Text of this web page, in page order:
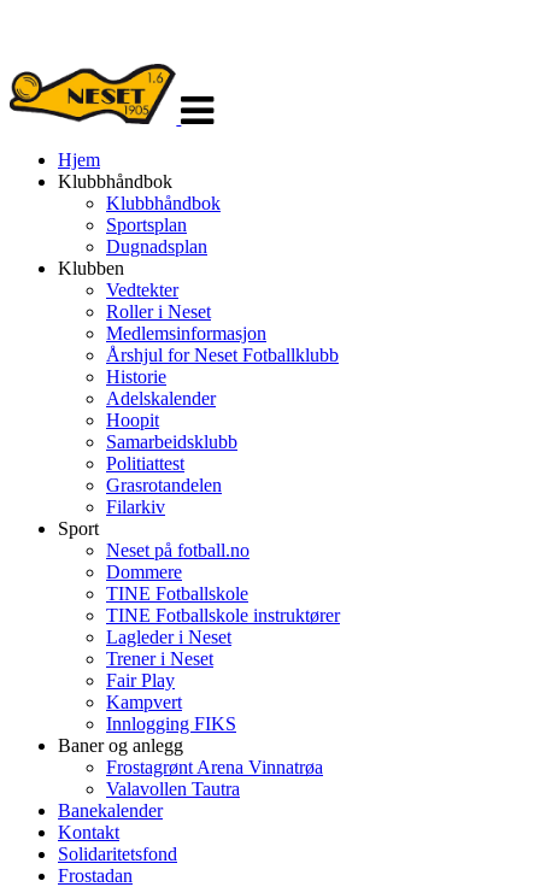
navigasjon
Hjem
Klubbhåndbok
Klubbhåndbok
Sportsplan
Dugnadsplan
Klubben
Vedtekter
Roller i Neset
Medlemsinformasjon
Årshjul for Neset Fotballklubb
Historie
Adelskalender
Hoopit
Samarbeidsklubb
Politiattest
Grasrotandelen
Filarkiv
Sport
Neset på fotball.no
Dommere
TINE Fotballskole
TINE Fotballskole instruktører
Lagleder i Neset
Trener i Neset
Fair Play
Kampvert
Innlogging FIKS
Baner og anlegg
Frostagrønt Arena Vinnatrøa
Valavollen Tautra
Banekalender
Kontakt
Solidaritetsfond
Frostadan